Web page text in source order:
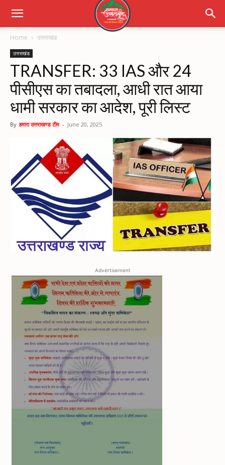
Home उत्तराखंड
उत्तराखंड
TRANSFER: 33 IAS और 24
पीसीएस का तबादला, आधी रात आया
धामी सरकार का आदेश, पूरी लिस्ट
By हमारा उत्तराखण्ड टीम - June 20, 2025
Advertisement